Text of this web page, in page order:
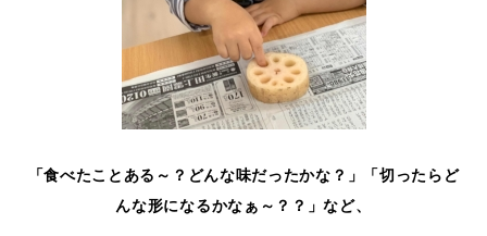
「食べたことある～？どんな味だったかな？」「切ったらど
んな形になるかなぁ～？？」など、